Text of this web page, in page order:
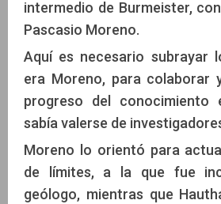
intermedio de Burmeister,
Pascasio Moreno.
Aquí es necesario subrayar
era Moreno, para colaborar
progreso del conocimiento
sabía valerse de
Moreno lo orientó para
de límites, a la que fue
geólogo, mientras que